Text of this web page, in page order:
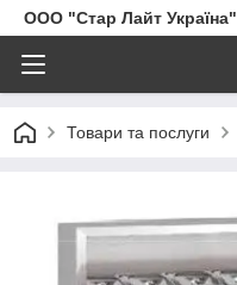
ООО "Стар Лайт Україна"
Товари та послуги